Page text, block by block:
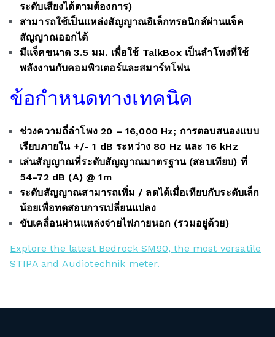
ระดับเสียงได้ตามต้องการ)
สามารถใช้เป็นแหล่งสัญญาณอิเล็กทรอนิกส์ผ่านแจ็ค
สัญญาณออกได้
มีแจ็คขนาด 3.5 มม. เพื่อใช้ TalkBox เป็นลำโพงที่ใช้
พลังงานกับคอมพิวเตอร์และสมาร์ทโฟน
ข้อกำหนดทางเทคนิค
ช่วงความถี่ลำโพง 20 – 16,000 Hz; การตอบสนองแบบ
เรียบภายใน +/- 1 dB ระหว่าง 80 Hz และ 16 kHz
เล่นสัญญาณที่ระดับสัญญาณมาตรฐาน (สอบเทียบ) ที่
54-72 dB (A) @ 1m
ระดับสัญญาณสามารถเพิ่ม / ลดได้เมื่อเทียบกับระดับเล็ก
น้อยเพื่อทดสอบการเปลี่ยนแปลง
ขับเคลื่อนผ่านแหล่งจ่ายไฟภายนอก (รวมอยู่ด้วย)
Explore the latest Bedrock SM90, the most versatile
STIPA and Audiotechnik meter.